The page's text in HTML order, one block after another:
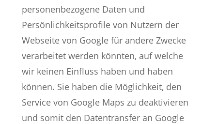
personenbezogene Daten und
Persönlichkeitsprofile von Nutzern der
Webseite von Google für andere Zwecke
verarbeitet werden könnten, auf welche
wir keinen Einfluss haben und haben
können. Sie haben die Möglichkeit, den
Service von Google Maps zu deaktivieren
und somit den Datentransfer an Google